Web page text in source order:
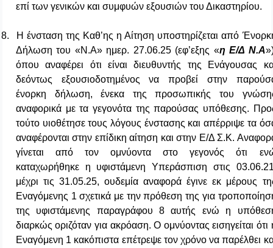
επί των γενικών και συμφυών εξουσιών του Δικαστηρίου.
8. H ένσταση της Καθ’ης η Αίτηση υποστηρίζεται από
Δήλωση του «Ν.Α» ημερ. 27.06.25 (εφ’εξης «η Ε/Δ Ν.Α
όπου αναφέρει ότι είναι διευθυντής της Ενάγουσας
δεόντως εξουσιοδοτημένος να προβεί στην
ένορκη δήλωση, ένεκα της προσωπικής του
αναφορικά με τα γεγονότα της παρούσας υπόθεσης.
τούτο υιοθέτησε τους λόγους ένστασης και απέρριψε τα
αναφέρονται στην επίδικη αίτηση και στην Ε/Δ Σ.Κ.
γίνεται από τον ομνύοντα στο γεγονός ότι
καταχωρήθηκε η υφιστάμενη Υπεράσπιση στις
μέχρι τις 31.05.25, ουδεμία αναφορά έγινε εκ μέρους
Εναγόμενης 1 σχετικά με την πρόθεση της για
της υφιστάμενης παραγράφου 8 αυτής ενώ η
διαρκώς οριζόταν για ακρόαση. Ο ομνύοντας εισηγείται ότι
Εναγόμενη 1 κακόπιστα επέτρεψε τον χρόνο να παρέλθει